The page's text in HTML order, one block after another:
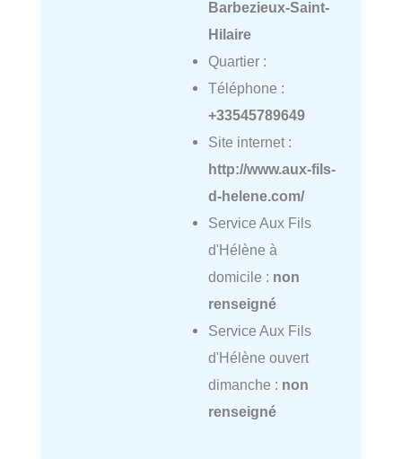
Barbezieux-Saint-
Hilaire
Quartier :
Téléphone :
+33545789649
Site internet :
http://www.aux-fils-
d-helene.com/
Service Aux Fils
d'Hélène à
domicile : non
renseigné
Service Aux Fils
d'Hélène ouvert
dimanche : non
renseigné